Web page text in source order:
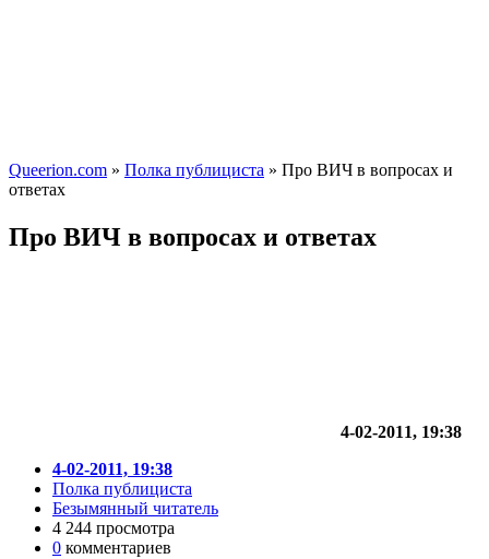
Queerion.com » Полка публициста » Про ВИЧ в вопросах и
ответах
Про ВИЧ в вопросах и ответах
4-02-2011, 19:38
4-02-2011, 19:38
Полка публициста
Безымянный читатель
4 244 просмотра
0 комментариев